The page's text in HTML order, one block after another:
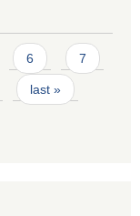
6 7
last »